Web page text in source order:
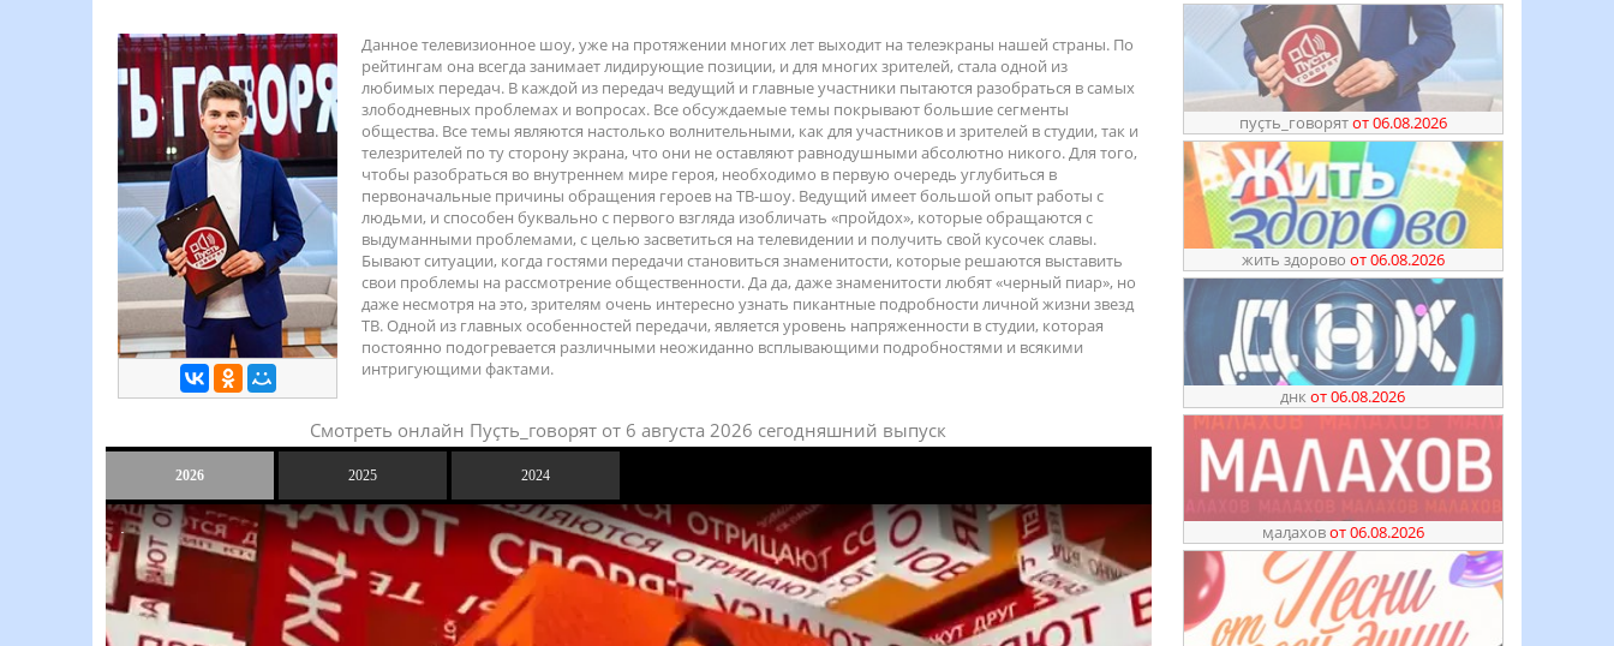
Данное телевизионное шоу, уже на протяжении многих лет выходит на телеэкраны нашей страны. По
рейтингам она всегда занимает лидирующие позиции, и для многих зрителей, стала одной из
любимых передач. В каждой из передач ведущий и главные участники пытаются разобраться в самых
злободневных проблемах и вопросах. Все обсуждаемые темы покрывают большие сегменты
общества. Все темы являются настолько волнительными, как для участников и зрителей в студии, так и
телезрителей по ту сторону экрана, что они не оставляют равнодушными абсолютно никого. Для того,
чтобы разобраться во внутреннем мире героя, необходимо в первую очередь углубиться в
первоначальные причины обращения героев на ТВ-шоу. Ведущий имеет большой опыт работы с
людьми, и способен буквально с первого взгляда изобличать «пройдох», которые обращаются с
выдуманными проблемами, с целью засветиться на телевидении и получить свой кусочек славы.
Бывают ситуации, когда гостями передачи становиться знаменитости, которые решаются выставить
свои проблемы на рассмотрение общественности. Да да, даже знаменитости любят «черный пиар», но
даже несмотря на это, зрителям очень интересно узнать пикантные подробности личной жизни звезд
ТВ. Одной из главных особенностей передачи, является уровень напряженности в студии, которая
постоянно подогревается различными неожиданно всплывающими подробностями и всякими
интригующими фактами.
Смотреть онлайн Пуҫть_говорят от 6 августа 2026 сегодняшний выпуск
2026 2025 2024
пуҫть_говорятот 06.08.2026
жить здорово от 06.08.2026
днк от 06.08.2026
ӎаԓаховот 06.08.2026